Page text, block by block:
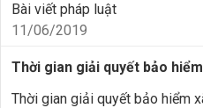
Bài viết pháp luật
11/06/2019
Thời gian giải quyết bảo
Thời gian giải quyết bảo hiểm